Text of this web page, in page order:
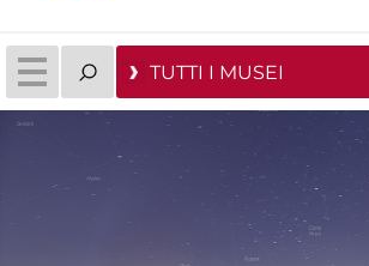
TUTTI I MUSEI